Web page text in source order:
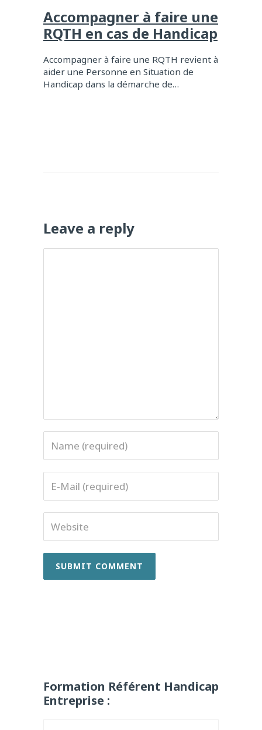
Accompagner à faire une
RQTH en cas de Handicap
Accompagner à faire une RQTH revient à
aider une Personne en Situation de
Handicap dans la démarche de…
Leave a reply
Name
Email
Website
Formation Référent Handicap
Entreprise :